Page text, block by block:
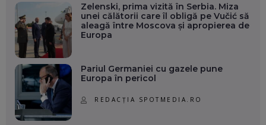
Zelenski, prima vizită în Serbia. Miza
unei călătorii care îl obligă pe Vučić să
aleagă între Moscova și apropierea de
Europa
Pariul Germaniei cu gazele pune
Europa în pericol
REDACȚIA SPOTMEDIA.RO